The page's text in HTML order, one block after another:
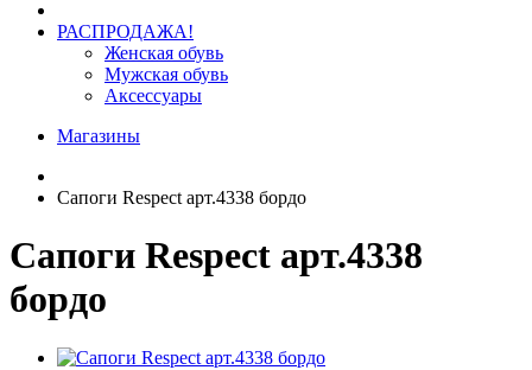
РАСПРОДАЖА!
Женская обувь
Мужская обувь
Аксессуары
Магазины
Сапоги Respect арт.4338 бордо
Сапоги Respect арт.4338
бордо